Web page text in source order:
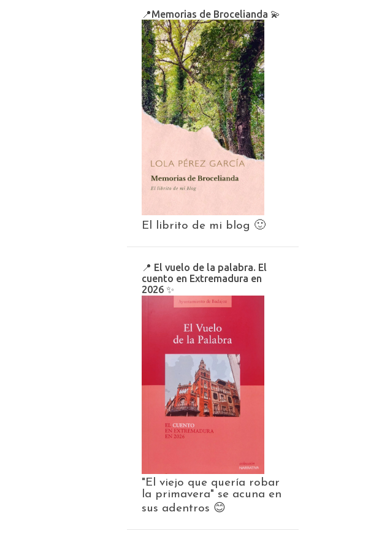
📍Memorias de Brocelianda 💫
El librito de mi blog 🙂
📍 El vuelo de la palabra. El
cuento en Extremadura en
2026 ✨️
"El viejo que quería robar
la primavera" se acuna en
sus adentros 😊